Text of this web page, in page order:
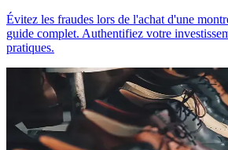
Évitez les fraudes lors de l'achat d'une
guide complet. Authentifiez votre
pratiques.